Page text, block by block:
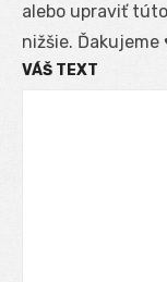
alebo upraviť
nižšie. Ďakujeme
VÁŠ TEXT